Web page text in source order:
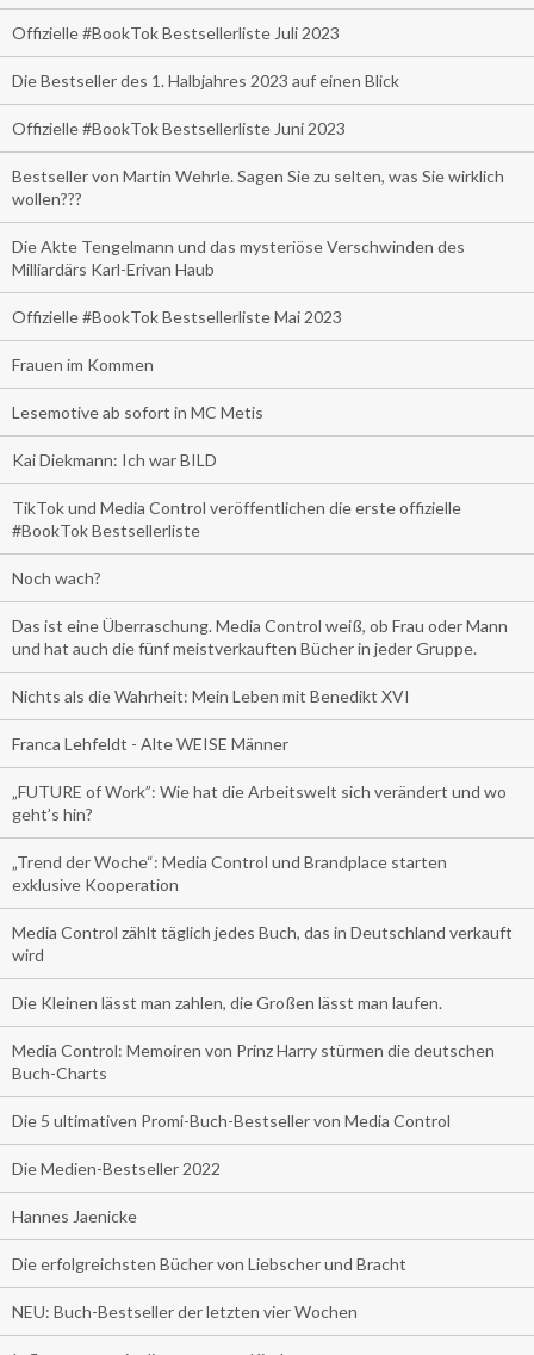
Offizielle #BookTok Bestsellerliste Juli 2023
Die Bestseller des 1. Halbjahres 2023 auf einen Blick
Offizielle #BookTok Bestsellerliste Juni 2023
Bestseller von Martin Wehrle. Sagen Sie zu selten, was Sie wirklich
wollen???
Die Akte Tengelmann und das mysteriöse Verschwinden des
Milliardärs Karl-Erivan Haub
Offizielle #BookTok Bestsellerliste Mai 2023
Frauen im Kommen
Lesemotive ab sofort in MC Metis
Kai Diekmann: Ich war BILD
TikTok und Media Control veröffentlichen die erste offizielle
#BookTok Bestsellerliste
Noch wach?
Das ist eine Überraschung. Media Control weiß, ob Frau oder Mann
und hat auch die fünf meistverkauften Bücher in jeder Gruppe.
Nichts als die Wahrheit: Mein Leben mit Benedikt XVI
Franca Lehfeldt - Alte WEISE Männer
„FUTURE of Work”: Wie hat die Arbeitswelt sich verändert und wo
geht’s hin?
„Trend der Woche“: Media Control und Brandplace starten
exklusive Kooperation
Media Control zählt täglich jedes Buch, das in Deutschland verkauft
wird
Die Kleinen lässt man zahlen, die Großen lässt man laufen.
Media Control: Memoiren von Prinz Harry stürmen die deutschen
Buch-Charts
Die 5 ultimativen Promi-Buch-Bestseller von Media Control
Die Medien-Bestseller 2022
Hannes Jaenicke
Die erfolgreichsten Bücher von Liebscher und Bracht
NEU: Buch-Bestseller der letzten vier Wochen